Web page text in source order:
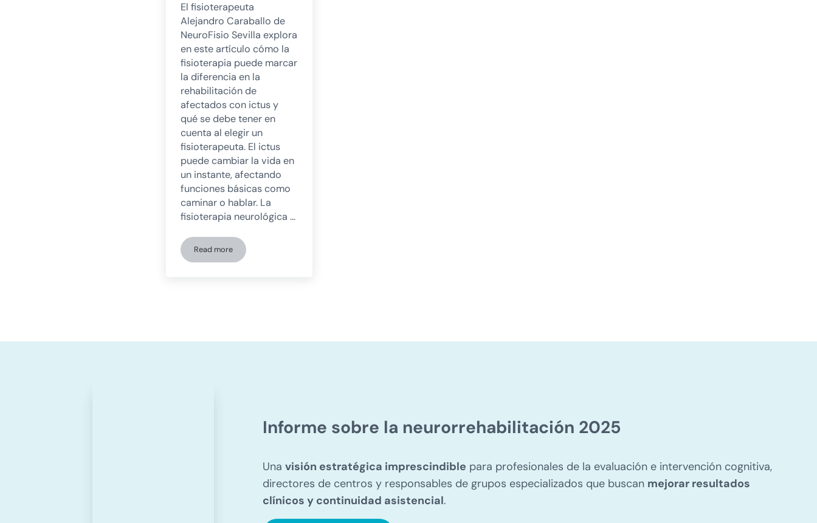
El fisioterapeuta
Alejandro Caraballo de
NeuroFisio Sevilla explora
en este artículo cómo la
fisioterapia puede marcar
la diferencia en la
rehabilitación de
afectados con ictus y
qué se debe tener en
cuenta al elegir un
fisioterapeuta. El ictus
puede cambiar la vida en
un instante, afectando
funciones básicas como
caminar o hablar. La
fisioterapia neurológica …
Read moreLa importancia de la fisioterapia neurológica en pacientes con ictus
Informe sobre la neurorrehabilitación 2025
Una visión estratégica imprescindible para profesionales de la evaluación e intervención cognitiva,
directores de centros y responsables de grupos especializados que buscan mejorar resultados
clínicos y continuidad asistencial.